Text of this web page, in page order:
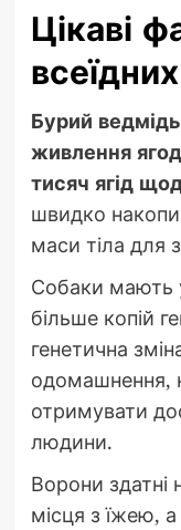
Цікаві
Бурий
живлення
тисяч ягід
швидко
маси тіла для
Собаки мають
більше копій
генетична
одомашнення,
отримувати
людини.
Ворони здатні
місця з їжею,